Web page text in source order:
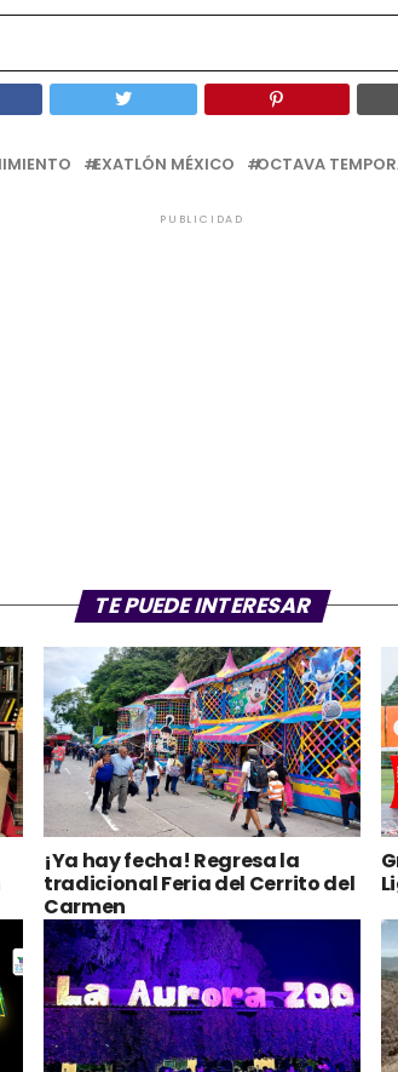
EXATLÓN MÉXICO OCTAVA
PUBLICIDAD
TE PUEDE INTERESAR
¡Ya hay fecha! Regresa la
tradicional Feria del Cerrito del
Carmen